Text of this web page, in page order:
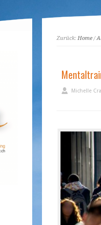
Zurück: Home/
Michelle